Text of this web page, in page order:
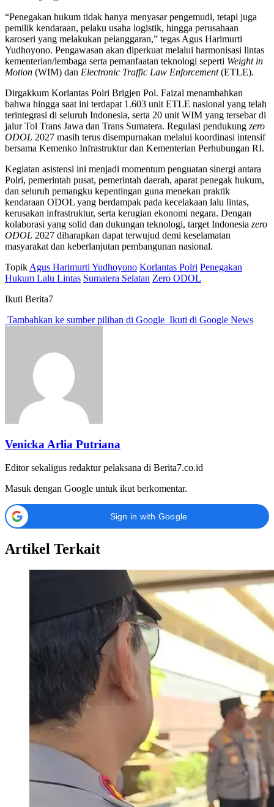
“Penegakan hukum tidak hanya menyasar pengemudi, tetapi juga
pemilik kendaraan, pelaku usaha logistik, hingga perusahaan
karoseri yang melakukan pelanggaran,” tegas Agus Harimurti
Yudhoyono. Pengawasan akan diperkuat melalui harmonisasi lintas
kementerian/lembaga serta pemanfaatan teknologi seperti Weight in
Motion (WIM) dan Electronic Traffic Law Enforcement(ETLE).
Dirgakkum Korlantas Polri Brigjen Pol. Faizal menambahkan
bahwa hingga saat ini terdapat 1.603 unit ETLE nasional yang telah
terintegrasi di seluruh Indonesia, serta 20 unit WIM yang tersebar di
jalur Tol Trans Jawa dan Trans Sumatera. Regulasi pendukung zero
ODOL 2027 masih terus disempurnakan melalui koordinasi intensif
bersama Kemenko Infrastruktur dan Kementerian Perhubungan RI.
Kegiatan asistensi ini menjadi momentum penguatan sinergi antara
Polri, pemerintah pusat, pemerintah daerah, aparat penegak hukum,
dan seluruh pemangku kepentingan guna menekan praktik
kendaraan ODOL yang berdampak pada kecelakaan lalu lintas,
kerusakan infrastruktur, serta kerugian ekonomi negara. Dengan
kolaborasi yang solid dan dukungan teknologi, target Indonesia zero
ODOL 2027 diharapkan dapat terwujud demi keselamatan
masyarakat dan keberlanjutan pembangunan nasional.
Topik Agus Harimurti Yudhoyono Korlantas Polri Penegakan
Hukum Lalu Lintas Sumatera Selatan Zero ODOL
Ikuti Berita7
Tambahkan ke sumber pilihan di Google Ikuti di Google News
Venicka Arlia Putriana
Editor sekaligus redaktur pelaksana di Berita7.co.id
Masuk dengan Google untuk ikut berkomentar.
Sign in with Google
Artikel Terkait